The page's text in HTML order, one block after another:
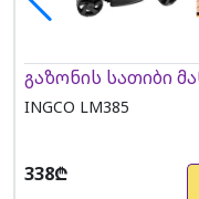
გაზონის სათიბი
INGCO LM385
338₾